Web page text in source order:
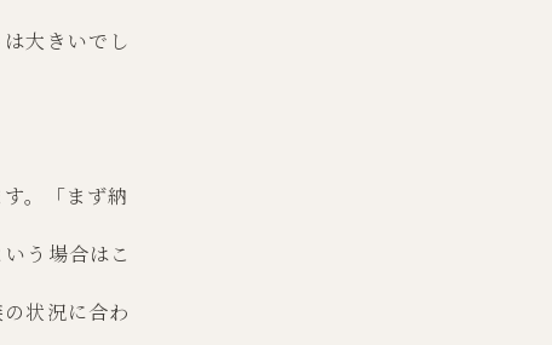
大きいでし
。「まず納
う場合はこ
状況に合わ